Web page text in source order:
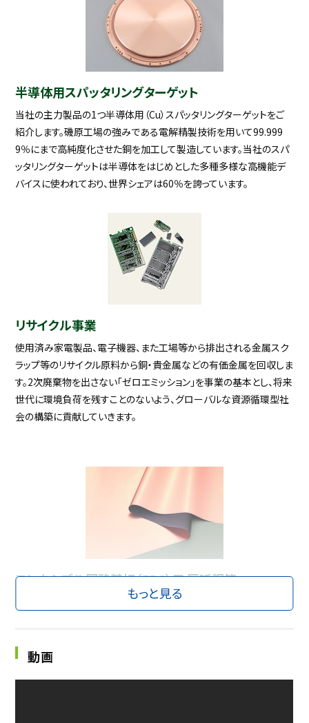
半導体用スパッタリングターゲット
当社の主力製品の1つ半導体用（Cu）スパッタリングターゲットをご
紹介します。磯原工場の強みである電解精製技術を用いて99.999
9％にまで高純度化させた銅を加工して製造しています。当社のスパ
ッタリングターゲットは半導体をはじめとした多種多様な高機能デ
バイスに使われており、世界シェアは60％を誇っています。
リサイクル事業
使用済み家電製品、電子機器、また工場等から排出される金属スク
ラップ等のリサイクル原料から銅・貴金属などの有価金属を回収しま
す。2次廃棄物を出さない「ゼロエミッション」を事業の基本とし、将来
世代に環境負荷を残すことのないよう、グローバルな資源循環型社
会の構築に貢献していきます。
もっと見る
フレキシブル回路基板（FPC）用 圧延銅箔
フレキシブル回路基板（FPC）とは、ポリイミドなどの絶縁性を持つ薄
して曲がる」こと。今日ではスマートフォンや液晶モニター、車載用部
動画